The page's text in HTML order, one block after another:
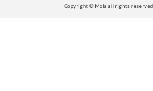
Copyright © Mola all rights reserved.